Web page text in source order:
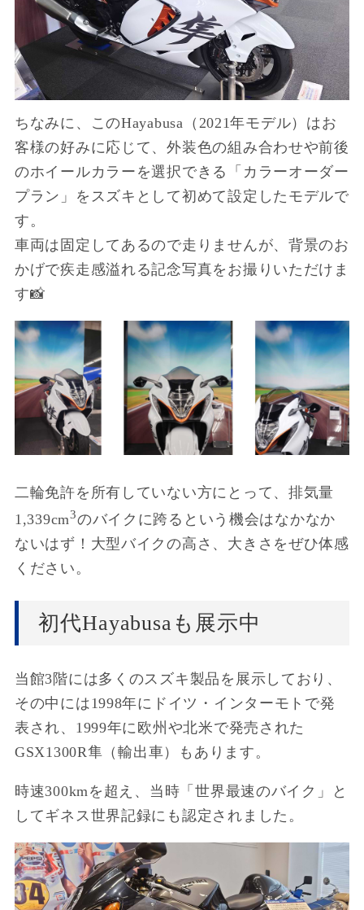
ちなみに、このHayabusa（2021年モデル）はお
客様の好みに応じて、外装色の組み合わせや前後
のホイールカラーを選択できる「カラーオーダー
プラン」をスズキとして初めて設定したモデルで
す。
車両は固定してあるので走りませんが、背景のお
かげで疾走感溢れる記念写真をお撮りいただけま
す📸
二輪免許を所有していない方にとって、排気量
1,339cm3のバイクに跨るという機会はなかなか
ないはず！大型バイクの高さ、大きさをぜひ体感
ください。
初代Hayabusaも展示中
当館3階には多くのスズキ製品を展示しており、
その中には1998年にドイツ・インターモトで発
表され、1999年に欧州や北米で発売された
GSX1300R隼（輸出車）もあります。
時速300kmを超え、当時「世界最速のバイク」と
してギネス世界記録にも認定されました。